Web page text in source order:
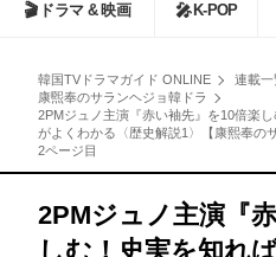
🎬 ドラマ & 映画 🎤 K-POP
韓国TVドラマガイド ONLINE
連載一
康煕奉のサランヘジョ韓ドラ
2PMジュノ主演『赤い袖先』を10倍楽
がよくわかる〈歴史解説1〉【康熙奉の
2ページ目
2PMジュノ主演『
しむ！史実を知れ